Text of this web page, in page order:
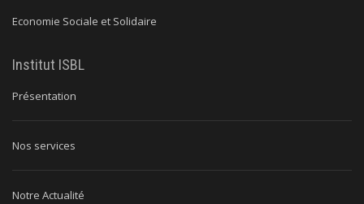
Economie Sociale et Solidaire
Institut ISBL
Présentation
Nos services
Notre Actualité